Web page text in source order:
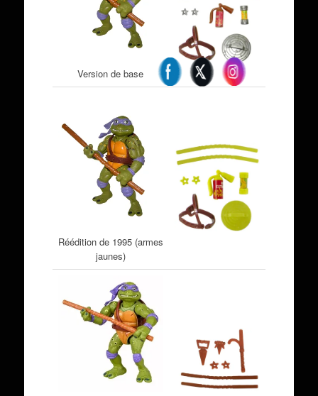
Version de base
Réédition de 1995 (armes
jaunes)